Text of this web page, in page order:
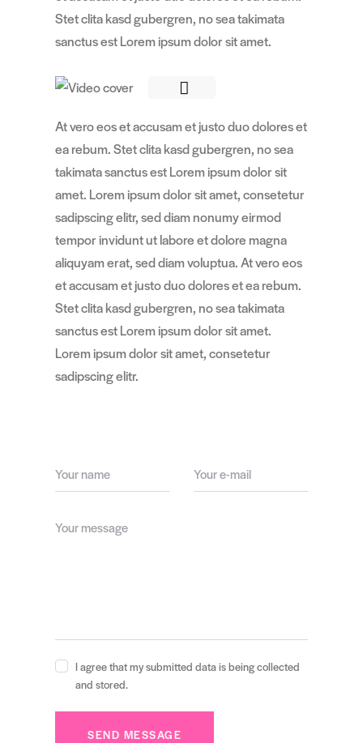
Stet clita kasd gubergren, no sea takimata
sanctus est Lorem ipsum dolor sit amet.
At vero eos et accusam et justo duo dolores et
ea rebum. Stet clita kasd gubergren, no sea
takimata sanctus est Lorem ipsum dolor sit
amet. Lorem ipsum dolor sit amet, consetetur
sadipscing elitr, sed diam nonumy eirmod
tempor invidunt ut labore et dolore magna
aliquyam erat, sed diam voluptua. At vero eos
et accusam et justo duo dolores et ea rebum.
Stet clita kasd gubergren, no sea takimata
sanctus est Lorem ipsum dolor sit amet.
Lorem ipsum dolor sit amet, consetetur
sadipscing elitr.
I agree that my submitted data is being collected
and stored.
SEND MESSAGE